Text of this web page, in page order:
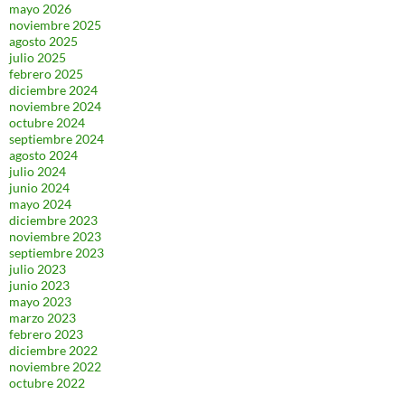
mayo 2026
noviembre 2025
agosto 2025
julio 2025
febrero 2025
diciembre 2024
noviembre 2024
octubre 2024
septiembre 2024
agosto 2024
julio 2024
junio 2024
mayo 2024
diciembre 2023
noviembre 2023
septiembre 2023
julio 2023
junio 2023
mayo 2023
marzo 2023
febrero 2023
diciembre 2022
noviembre 2022
octubre 2022